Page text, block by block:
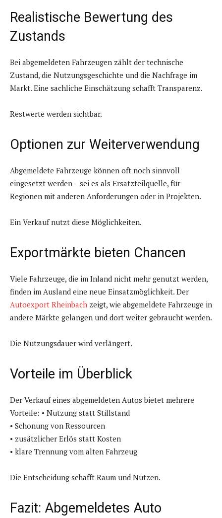
Realistische Bewertung des
Zustands
Bei abgemeldeten Fahrzeugen zählt der technische
Zustand, die Nutzungsgeschichte und die Nachfrage im
Markt. Eine sachliche Einschätzung schafft Transparenz.
Restwerte werden sichtbar.
Optionen zur Weiterverwendung
Abgemeldete Fahrzeuge können oft noch sinnvoll
eingesetzt werden – sei es als Ersatzteilquelle, für
Regionen mit anderen Anforderungen oder in Projekten.
Ein Verkauf nutzt diese Möglichkeiten.
Exportmärkte bieten Chancen
Viele Fahrzeuge, die im Inland nicht mehr genutzt werden,
finden im Ausland eine neue Einsatzmöglichkeit. Der
Autoexport Rheinbach zeigt, wie abgemeldete Fahrzeuge in
andere Märkte gelangen und dort weiter gebraucht werden.
Die Nutzungsdauer wird verlängert.
Vorteile im Überblick
Der Verkauf eines abgemeldeten Autos bietet mehrere
Vorteile: • Nutzung statt Stillstand
• Schonung von Ressourcen
• zusätzlicher Erlös statt Kosten
• klare Trennung vom alten Fahrzeug
Die Entscheidung schafft Raum und Nutzen.
Fazit: Abgemeldetes Auto